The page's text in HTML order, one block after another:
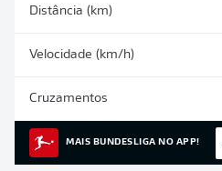
Distância (km)
Velocidade (km/h)
Cruzamentos
MAIS BUNDESLIGA NO APP!